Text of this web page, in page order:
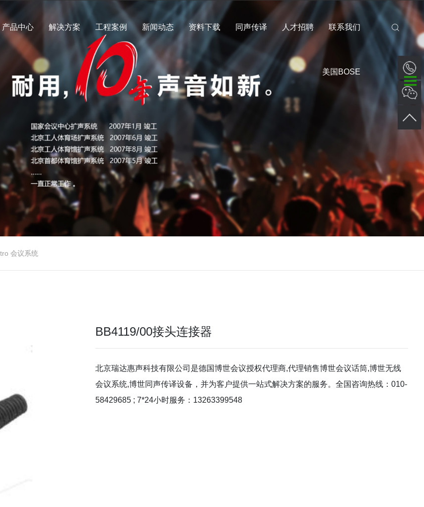
产品中心 解决方案 工程案例 新闻动态 资料下载 同声传译 人才招聘 联系我们
美国BOSE
会议系统
BB4119/00接头连接器
北京瑞达惠声科技有限公司是德国博世会议授权代理商,代理销售博世会议话筒,博世无线
会议系统,博世同声传译设备，并为客户提供一站式解决方案的服务。全国咨询热线：010-
58429685 ; 7*24小时服务：13263399548